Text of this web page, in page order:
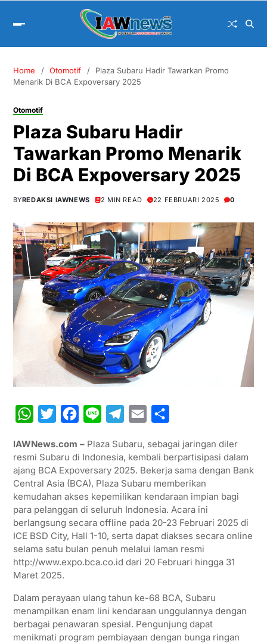
Home Otomotif
Plaza Subaru Hadir Tawarkan Promo
Menarik Di BCA Expoversary 2025
Otomotif
Plaza Subaru Hadir
Tawarkan Promo Menarik
Di BCA Expoversary 2025
BYREDAKSI IAWNEWS 2 MIN READ 22 FEBRUARI 2025 0
W
a
t
s
A
p
p
i
t
t
e
r
e
b
o
o
k
n
e
l
e
g
r
a
m
a
i
l
a
r
e
IAWNews.com – Plaza Subaru, sebagai jaringan diler
resmi Subaru di Indonesia, kembali berpartisipasi dalam
ajang BCA Expoversary 2025. Bekerja sama dengan Bank
Central Asia (BCA), Plaza Subaru memberikan
kemudahan akses kepemilikan kendaraan impian bagi
para pelanggan di seluruh Indonesia. Acara ini
berlangsung secara offline pada 20-23 Februari 2025 di
ICE BSD City, Hall 1-10, serta dapat diakses secara online
selama satu bulan penuh melalui laman resmi
http://www.expo.bca.co.id dari 20 Februari hingga 31
Maret 2025.
Dalam perayaan ulang tahun ke-68 BCA, Subaru
menampilkan enam lini kendaraan unggulannya dengan
berbagai penawaran spesial. Pengunjung dapat
menikmati program pembiayaan dengan bunga ringan